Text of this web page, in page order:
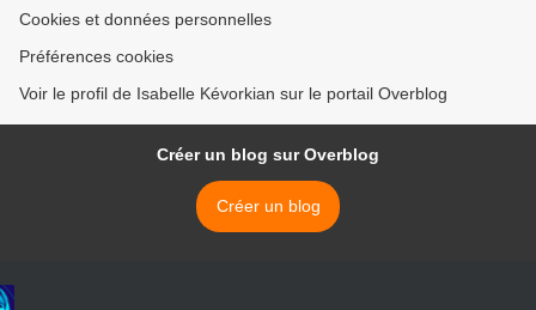
Cookies et données personnelles
Préférences cookies
Voir le profil de Isabelle Kévorkian sur le portail Overblog
Créer un blog sur Overblog
Créer un blog